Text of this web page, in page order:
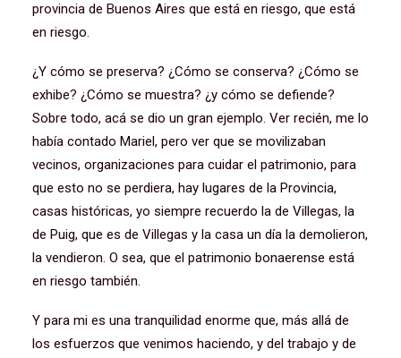
provincia de Buenos Aires que está en riesgo, que está
en riesgo.
¿Y cómo se preserva? ¿Cómo se conserva? ¿Cómo se
exhibe? ¿Cómo se muestra? ¿y cómo se defiende?
Sobre todo, acá se dio un gran ejemplo. Ver recién, me lo
había contado Mariel, pero ver que se movilizaban
vecinos, organizaciones para cuidar el patrimonio, para
que esto no se perdiera, hay lugares de la Provincia,
casas históricas, yo siempre recuerdo la de Villegas, la
de Puig, que es de Villegas y la casa un día la demolieron,
la vendieron. O sea, que el patrimonio bonaerense está
en riesgo también.
Y para mi es una tranquilidad enorme que, más allá de
los esfuerzos que venimos haciendo, y del trabajo y de